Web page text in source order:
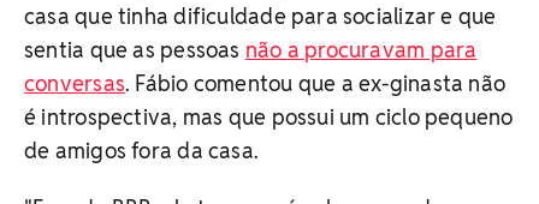
casa que tinha dificuldade para socializar e que
sentia que as pessoas não a procuravam para
conversas. Fábio comentou que a ex-ginasta não
é introspectiva, mas que possui um ciclo pequeno
de amigos fora da casa.